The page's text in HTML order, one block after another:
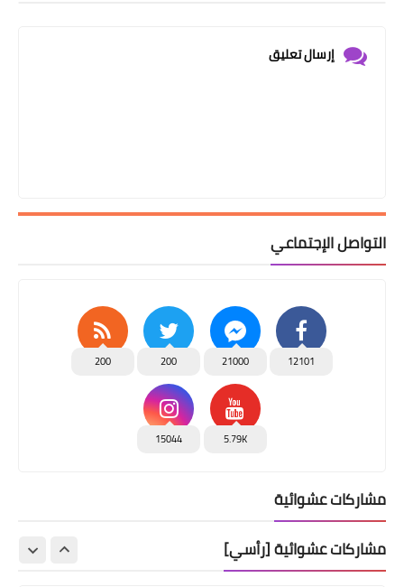
إرسال تعليق
التواصل الإجتماعي
12101
21000
200
200
5.79K
15044
مشاركات عشوائية
مشاركات عشوائية [رأسي]